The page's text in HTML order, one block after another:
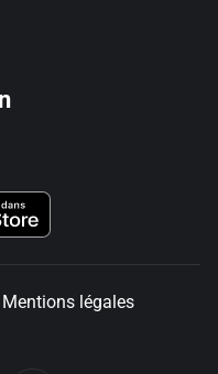
Mentions légales